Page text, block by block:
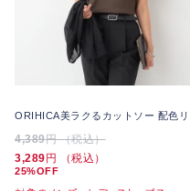
ORIHICA美ラクるカットソー 配色
4,389円 （税込）
3,289 円 （税込）
25%OFF